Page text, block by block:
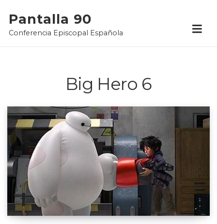
content
Pantalla 90
Conferencia Episcopal Española
Big Hero 6